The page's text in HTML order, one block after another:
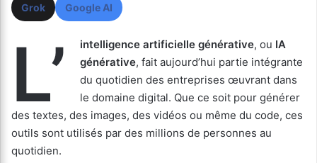
Grok Google AI
L’ intelligence artificielle générative, ou IA
générative, fait aujourd’hui partie intégrante
du quotidien des entreprises œuvrant dans
le domaine digital. Que ce soit pour générer
des textes, des images, des vidéos ou même du code, ces
outils sont utilisés par des millions de personnes au
quotidien.